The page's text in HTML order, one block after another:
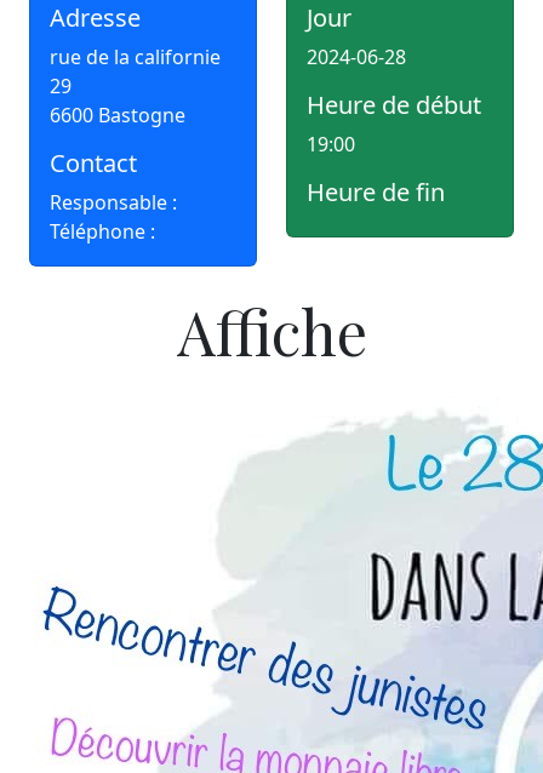
Adresse
rue de la californie
29
6600 Bastogne
Contact
Responsable :
Téléphone :
Jour
2024-06-28
Heure de début
19:00
Heure de fin
Affiche